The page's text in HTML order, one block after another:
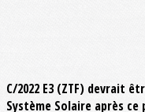
C/2022 E3 (ZTF) devrait
Système Solaire après ce